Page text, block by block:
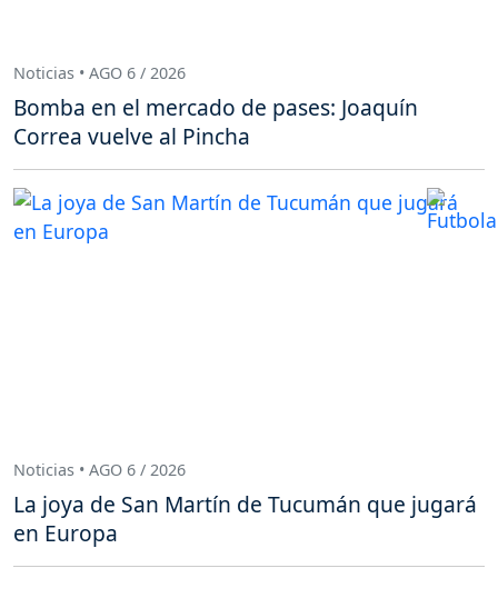
Noticias • AGO 6 / 2026
Bomba en el mercado de pases: Joaquín
Correa vuelve al Pincha
Noticias • AGO 6 / 2026
La joya de San Martín de Tucumán que jugará
en Europa